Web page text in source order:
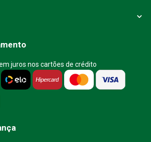
juros nos cartões de crédito